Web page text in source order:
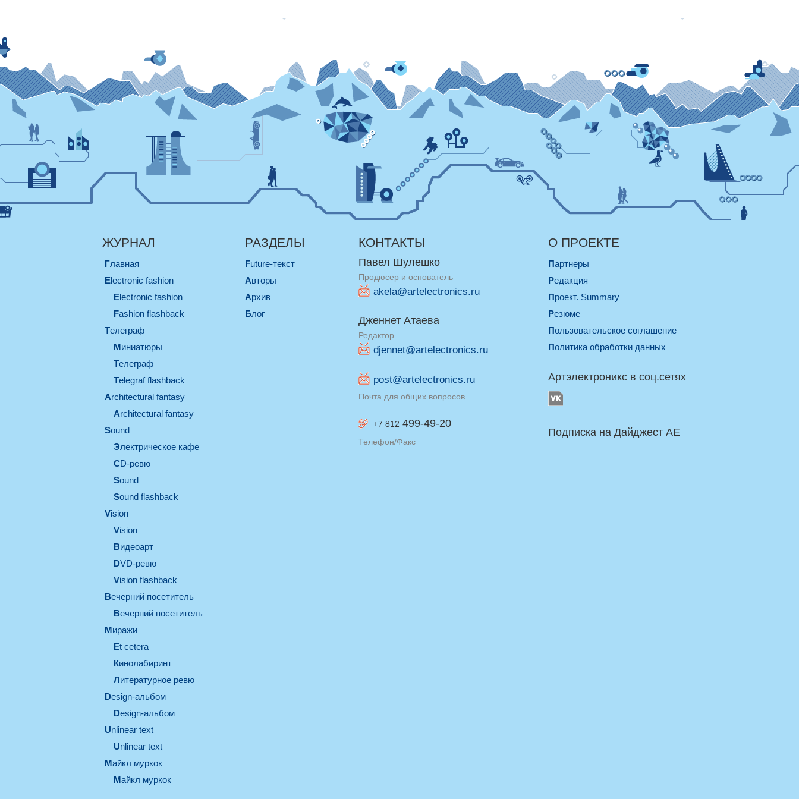
ЖУРНАЛ
Главная
electronic fashion
electronic fashion
Fashion flashback
телеграф
миниатюры
телеграф
Telegraf flashback
architectural fantasy
architectural fantasy
sound
электрическое кафе
CD-ревю
sound
Sound flashback
vision
vision
видеоарт
DVD-ревю
Vision flashback
вечерний посетитель
вечерний посетитель
миражи
et cetera
кинолабиринт
литературное ревю
design-альбом
design-альбом
unlinear text
Unlinear text
майкл муркок
майкл муркок
РАЗДЕЛЫ
Future-текст
Авторы
Архив
Блог
КОНТАКТЫ
Павел Шулешко
Продюсер и основатель
akela@artelectronics.ru
Дженнет Атаева
Редактор
djennet@artelectronics.ru
post@artelectronics.ru
Почта для общих вопросов
+7 812 499-49-20
Телефон/Факс
О ПРОЕКТЕ
Партнеры
Редакция
Проект. Summary
Резюме
Пользовательское соглашение
Политика обработки данных
Артэлектроникс в соц.сетях
Подписка на Дайджест AE